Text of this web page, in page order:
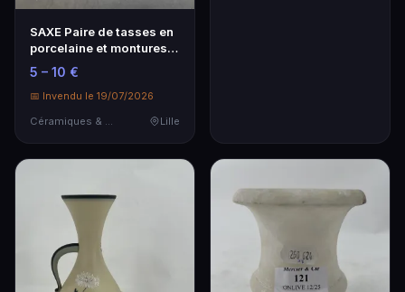
SAXE Paire de tasses en
porcelaine et montures
en étain à fr…
5 – 10 €
📅 Invendu le 19/07/2026
Lille